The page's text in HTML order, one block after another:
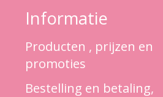
Informatie
Producten , prijzen en
promoties
Bestelling en betaling,